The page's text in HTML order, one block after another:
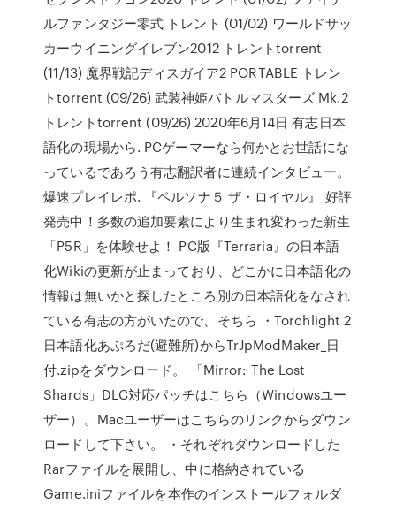
ルファンタジー零式 トレント (01/02) ワールドサッ
カーウイニングイレブン2012 トレントtorrent
(11/13) 魔界戦記ディスガイア2 PORTABLE トレン
トtorrent (09/26) 武装神姫バトルマスターズ Mk.2
トレントtorrent (09/26) 2020年6月14日 有志日本
語化の現場から. PCゲーマーなら何かとお世話にな
っているであろう有志翻訳者に連続インタビュー。
爆速プレイレポ. 『ペルソナ５ ザ・ロイヤル』 好評
発売中！多数の追加要素により生まれ変わった新生
「P5R」を体験せよ！ PC版『Terraria』の日本語
化Wikiの更新が止まっており、どこかに日本語化の
情報は無いかと探したところ別の日本語化をなされ
ている有志の方がいたので、そちら ・Torchlight 2
日本語化あぷろだ(避難所)からTrJpModMaker_日
付.zipをダウンロード。 「Mirror: The Lost
Shards」DLC対応パッチはこちら（Windowsユー
ザー）。Macユーザーはこちらのリンクからダウン
ロードして下さい。 ・それぞれダウンロードした
Rarファイルを展開し、中に格納されている
Game.iniファイルを本作のインストールフォルダ